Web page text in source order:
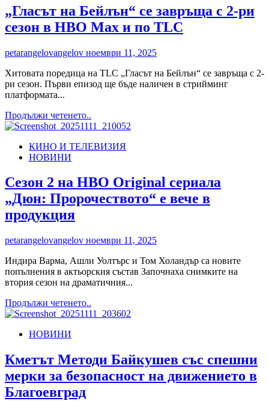
Имунната
Система
„Гласът на Бейлън“ се завръща с 2-ри
сезон в HBO Max и по TLC
petarangelovangelov ноември 11, 2025
Хитовата поредица на TLC „Гласът на Бейлън“ се завръща с 2-
ри сезон. Първи епизод ще бъде наличен в стрийминг
платформата...
Продължи четенето..
more
„Гласът
се
завръща
с
в
HBO
Max
и
по
КИНО И ТЕЛЕВИЗИЯ
НОВИНИ
Сезон 2 на HBO Original сериала
„Дюн: Пророчеството“ е вече в
продукция
petarangelovangelov ноември 11, 2025
Индира Варма, Ашли Уолтърс и Том Холандър са новите
попълнения в актьорския състав Започнаха снимките на
втория сезон на драматичния...
Продължи четенето..
more
на
HBO
Original
НОВИНИ
Кметът Методи Байкушев със спешни
мерки за безопасност на движението в
Благоевград